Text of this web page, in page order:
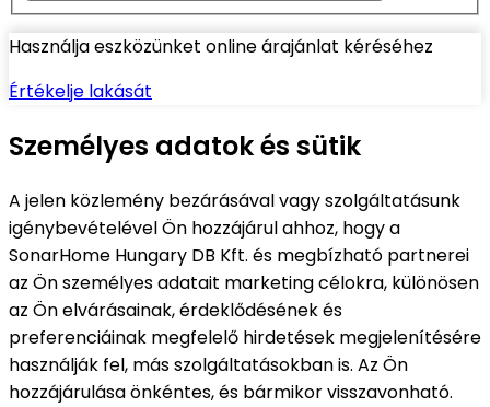
Használja eszközünket online árajánlat kéréséhez
Értékelje lakását
Személyes adatok és sütik
A jelen közlemény bezárásával vagy szolgáltatásunk
igénybevételével Ön hozzájárul ahhoz, hogy a
SonarHome Hungary DB Kft. és megbízható partnerei
az Ön személyes adatait marketing célokra, különösen
az Ön elvárásainak, érdeklődésének és
preferenciáinak megfelelő hirdetések megjelenítésére
használják fel, más szolgáltatásokban is. Az Ön
hozzájárulása önkéntes, és bármikor visszavonható.